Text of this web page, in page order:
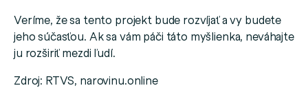
Veríme, že sa tento projekt bude rozvíjať a vy budete
jeho súčasťou. Ak sa vám páči táto myšlienka, neváhajte
ju rozširiť mezdi ľudí.
Zdroj: RTVS, narovinu.online